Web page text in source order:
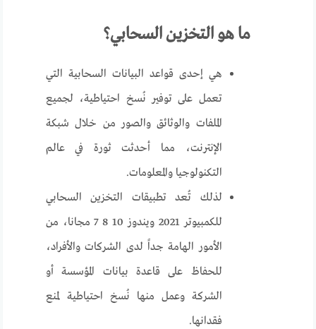
ما هو التخزين السحابي؟
هي إحدى قواعد البيانات السحابية التي
تعمل على توفير نُسخ احتياطية، لجميع
الملفات والوثائق والصور من خلال شبكة
الإنترنت، مما أحدثت ثورة في عالم
التكنولوجيا والمعلومات.
لذلك تُعد تطبيقات التخزين السحابي
للكمبيوتر 2021 ويندوز 10 8 7 مجانا، من
الأمور الهامة جداً لدى الشركات والأفراد،
للحفاظ على قاعدة بيانات المؤسسة أو
الشركة وعمل منها نُسخ احتياطية لمنع
فقدانها.